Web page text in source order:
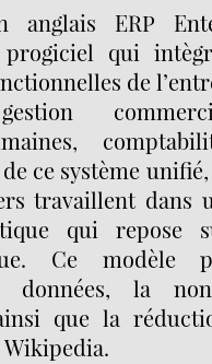
anglais ERP
qui
de
de ce système
travaillent dans
qui repose
Ce modèle
données, la
que la